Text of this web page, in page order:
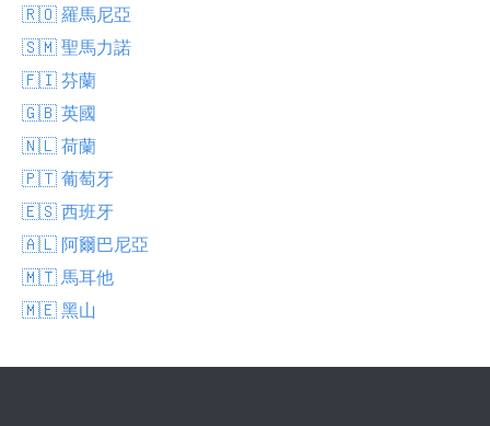
🇷🇴 羅馬尼亞
🇸🇲 聖馬力諾
🇫🇮 芬蘭
🇬🇧 英國
🇳🇱 荷蘭
🇵🇹 葡萄牙
🇪🇸 西班牙
🇦🇱 阿爾巴尼亞
🇲🇹 馬耳他
🇲🇪 黑山